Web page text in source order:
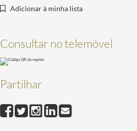
Adicionar à minha lista
Consultar no telemóvel
Partilhar